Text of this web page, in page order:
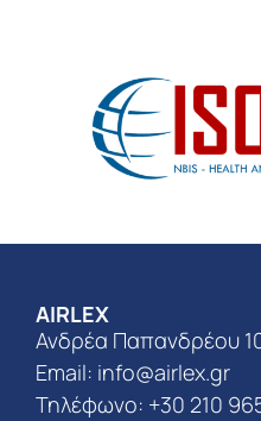
AIRLEX
Ανδρέα Παπανδρέου
Email: info@airlex.gr
Τηλέφωνο: +30 210